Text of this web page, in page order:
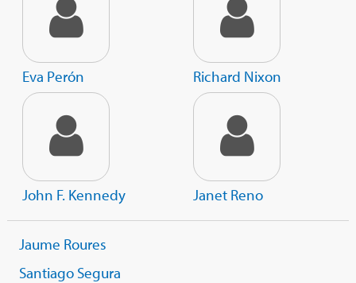
Eva Perón Richard Nixon
John F. Kennedy Janet Reno
Jaume Roures
Santiago Segura